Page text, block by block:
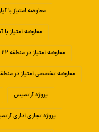
معاوضه امتیاز با
معاوضه امتیاز با
معاوضه امتیاز در منطقه ۲۲
معاوضه تخصصی امتیاز در منطقه
پروژه آرتمیس
پروژه تجاری اداری